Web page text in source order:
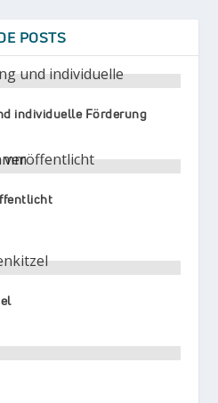
POSTS
individuelle Förderung